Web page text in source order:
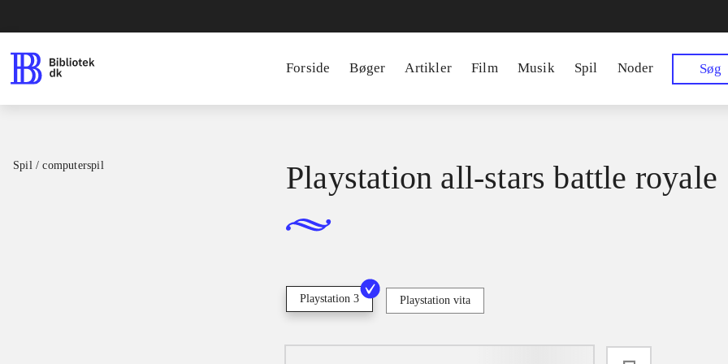
Forside Bøger Artikler Film Musik Spil Noder Søg
Spil / computerspil Playstation all-stars battle royale
Playstation 3 Playstation vita